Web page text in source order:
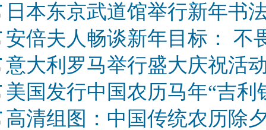
日本东京武道馆举行新年书
安倍夫人畅谈新年目标： 不
意大利罗马举行盛大庆祝活
美国发行中国农历马年“吉利
高清组图：中国传统农历除